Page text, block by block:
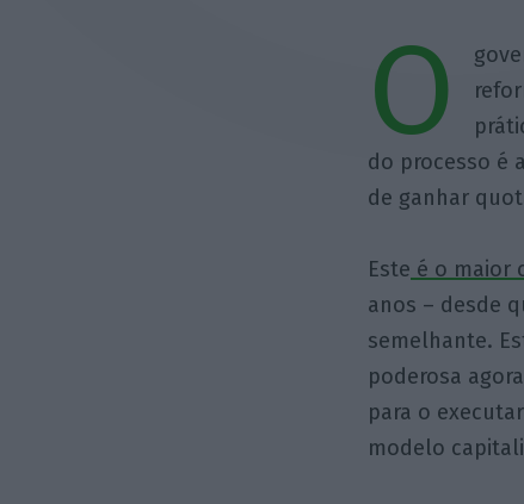
O
do processo é
de ganhar
Este é o maior
anos – desde
semelhante.
poderosa
para o
modelo